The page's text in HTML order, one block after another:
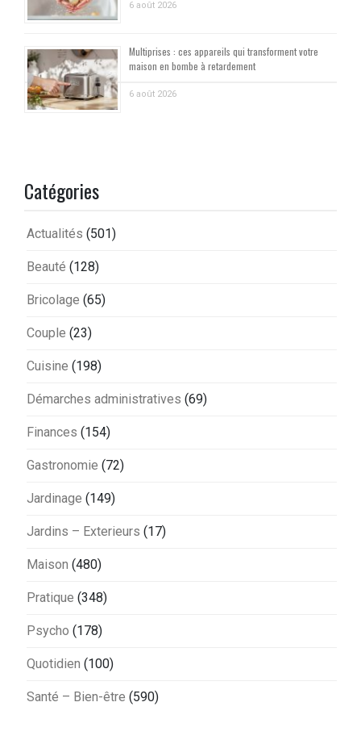
6 août 2026
Multiprises : ces appareils qui transforment votre
maison en bombe à retardement
6 août 2026
Catégories
Actualités (501)
Beauté (128)
Bricolage (65)
Couple (23)
Cuisine (198)
Démarches administratives (69)
Finances (154)
Gastronomie (72)
Jardinage (149)
Jardins – Exterieurs (17)
Maison (480)
Pratique (348)
Psycho (178)
Quotidien (100)
Santé – Bien-être (590)